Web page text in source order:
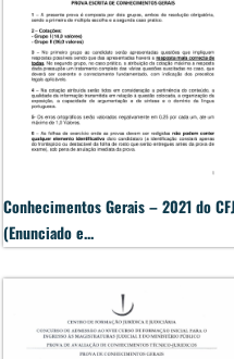
Conhecimentos Gerais – 2021 do
(Enunciado e...